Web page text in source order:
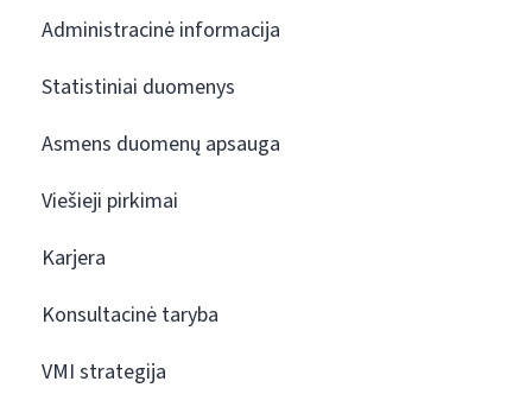
Administracinė informacija
Statistiniai duomenys
Asmens duomenų apsauga
Viešieji pirkimai
Karjera
Konsultacinė taryba
VMI strategija